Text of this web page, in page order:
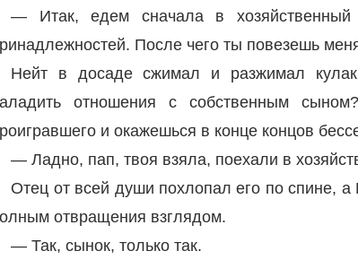
— Итак, едем сначала в
После чего ты повезешь
Нейт в досаде сжимал и разжимал
отношения с собственным
и окажешься в конце концов
— Ладно, пап, твоя взяла, поехали в
Отец от всей души похлопал его по спине,
отвращения взглядом.
— Так, сынок, только так.